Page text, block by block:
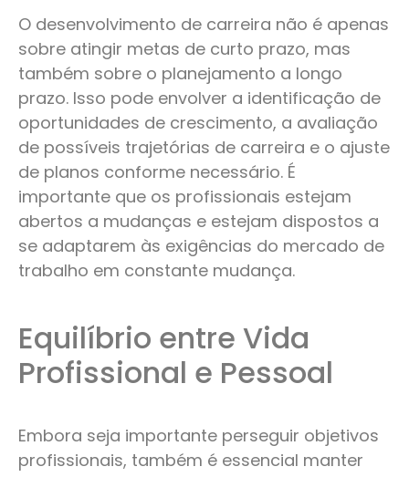
O desenvolvimento de carreira não é apenas
sobre atingir metas de curto prazo, mas
também sobre o planejamento a longo
prazo. Isso pode envolver a identificação de
oportunidades de crescimento, a avaliação
de possíveis trajetórias de carreira e o ajuste
de planos conforme necessário. É
importante que os profissionais estejam
abertos a mudanças e estejam dispostos a
se adaptarem às exigências do mercado de
trabalho em constante mudança.
Equilíbrio entre Vida
Profissional e Pessoal
Embora seja importante perseguir objetivos
profissionais, também é essencial manter